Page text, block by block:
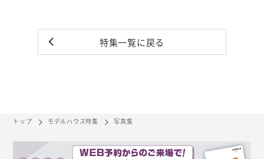
特集一覧に戻る
トップ モデルハウス特集 写真集